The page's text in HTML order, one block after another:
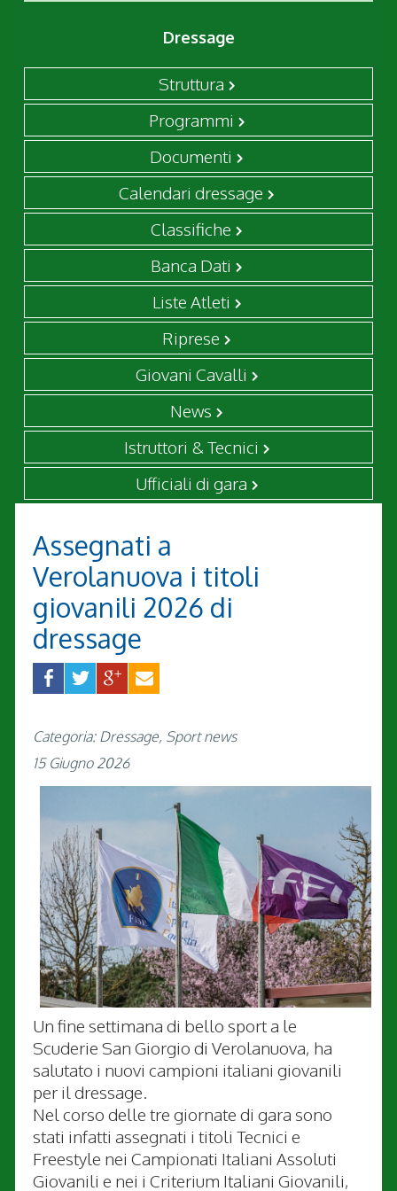
Dressage
Struttura
Programmi
Documenti
Calendari dressage
Classifiche
Banca Dati
Liste Atleti
Riprese
Giovani Cavalli
News
Istruttori & Tecnici
Ufficiali di gara
Assegnati a
Verolanuova i titoli
giovanili 2026 di
dressage
Categoria: Dressage, Sport news
15 Giugno 2026
Un fine settimana di bello sport a le
Scuderie San Giorgio di Verolanuova, ha
salutato i nuovi campioni italiani giovanili
per il dressage.
Nel corso delle tre giornate di gara sono
stati infatti assegnati i titoli Tecnici e
Freestyle nei Campionati Italiani Assoluti
Giovanili e nei i Criterium Italiani Giovanili,